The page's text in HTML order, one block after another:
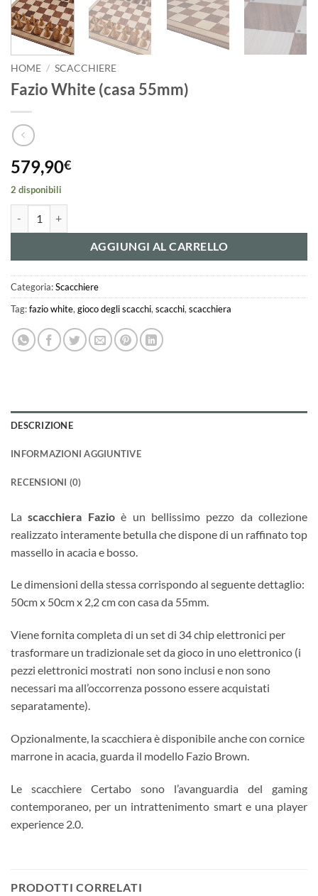
HOME / SCACCHIERE
Fazio White (casa 55mm)
579,90€
2 disponibili
AGGIUNGI AL CARRELLO
Categoria:Scacchiere
Tag:fazio white, gioco degli scacchi, scacchi, scacchiera
DESCRIZIONE
INFORMAZIONI AGGIUNTIVE
RECENSIONI (0)
Lascacchiera Fazioè un bellissimo pezzo da collezione
realizzato interamente betulla che dispone di un raffinato top
massello in acacia e bosso.
Le dimensioni della stessa corrispondo al seguente dettaglio:
50cm x 50cm x 2,2 cm con casa da 55mm.
Viene fornita completa di un set di 34 chip elettronici per
trasformare un tradizionale set da gioco in uno elettronico (i
pezzi elettronici mostrati non sono inclusi e non sono
necessari ma all’occorrenza possono essere acquistati
separatamente).
Opzionalmente, la scacchiera è disponibile anche con cornice
marrone in acacia, guarda il modello Fazio Brown.
Le scacchiere Certabo sono l’avanguardia del gaming
contemporaneo, per un intrattenimento smart e una player
experience 2.0.
PRODOTTI CORRELATI